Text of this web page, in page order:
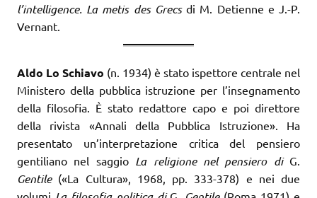
l’intelligence. La metis des Grecsdi M. Detienne e J.-P.
Vernant.
Aldo Lo Schiavo (n. 1934) è stato ispettore centrale nel
Ministero della pubblica istruzione per l’insegnamento
della filosofia. È stato redattore capo e poi direttore
della rivista «Annali della Pubblica Istruzione». Ha
presentato un’interpretazione critica del pensiero
gentiliano nel saggio La religione nel pensiero di G.
Gentile («La Cultura», 1968, pp. 333-378) e nei due